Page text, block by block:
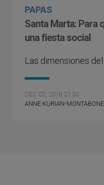
PAPAS
Santa Marta: Para
una fiesta social
Las dimensiones
DEC 03, 2018 21:30
ANNE KURIAN-MONTABONE